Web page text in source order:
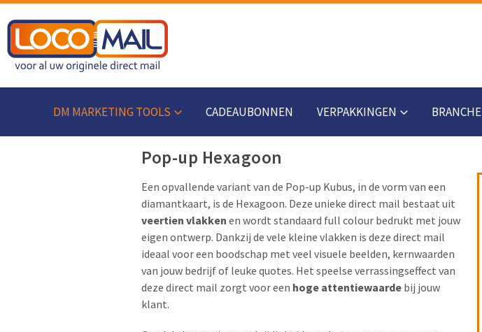
DM MARKETING TOOLS CADEAUBONNEN VERPAKKINGEN BRANCHE
Pop-up Hexagoon
Een opvallende variant van de Pop-up Kubus, in de vorm van een
diamantkaart, is de Hexagoon. Deze unieke direct mail bestaat uit
veertien vlakken en wordt standaard full colour bedrukt met jouw
eigen ontwerp. Dankzij de vele kleine vlakken is deze direct mail
ideaal voor een boodschap met veel visuele beelden, kernwaarden
van jouw bedrijf of leuke quotes. Het speelse verrassingseffect van
deze direct mail zorgt voor een hoge attentiewaarde bij jouw
klant.